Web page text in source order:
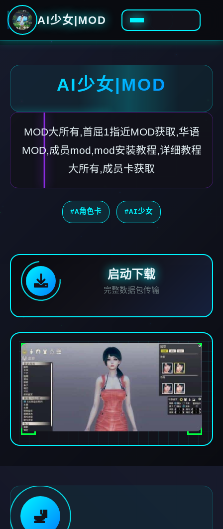
AI少女|MOD
AI少女|MOD
MOD大所有,首屈1指近MOD获取,华语
MOD,成员mod,mod安装教程,详细教程
大所有,成员卡获取
#A角色卡 #AI少女
启动下载
完整数据包传输
🚽